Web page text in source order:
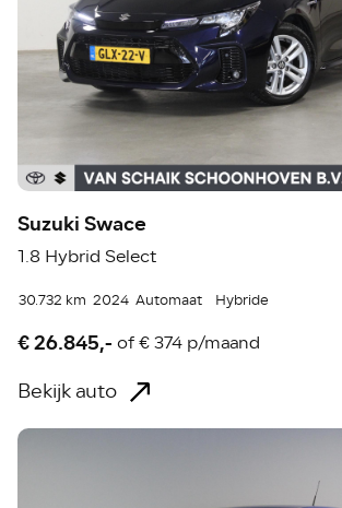
Suzuki Swace
1.8 Hybrid Select
30.732 km 2024 Automaat Hybride
€ 26.845,- of€ 374 p/maand
Bekijk auto